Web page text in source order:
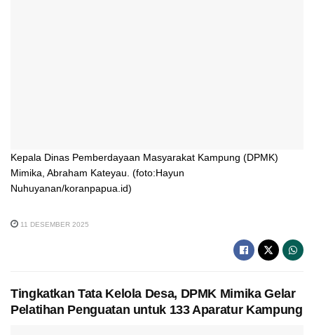
Kepala Dinas Pemberdayaan Masyarakat Kampung (DPMK)
Mimika, Abraham Kateyau. (foto:Hayun
Nuhuyanan/koranpapua.id)
11 DESEMBER 2025
Tingkatkan Tata Kelola Desa, DPMK Mimika Gelar
Pelatihan Penguatan untuk 133 Aparatur Kampung